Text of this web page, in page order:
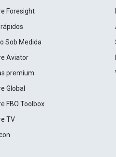
Foresight
Sob Medida
Aviator
premium
Global
FBO Toolbox
TV